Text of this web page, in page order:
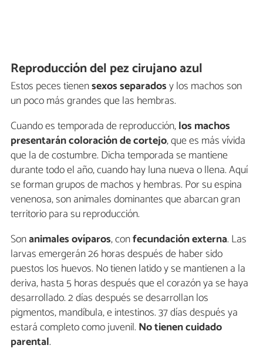
Reproducción del pez cirujano azul
Estos peces tienensexos separadosy los machos son
un poco más grandes que las hembras.
Cuando es temporada de reproducción,los machos
presentarán coloración de cortejo, que es más vívida
que la de costumbre. Dicha temporada se mantiene
durante todo el año, cuando hay luna nueva o llena. Aquí
se forman grupos de machos y hembras. Por su espina
venenosa, son animales dominantes que abarcan gran
territorio para su reproducción.
Sonanimales ovíparos, confecundación externa. Las
larvas emergerán 26 horas después de haber sido
puestos los huevos. No tienen latido y se mantienen a la
deriva, hasta 5 horas después que el corazón ya se haya
desarrollado. 2 días después se desarrollan los
pigmentos, mandíbula, e intestinos. 37 días después ya
estará completo como juvenil. No tienen cuidado
parental.